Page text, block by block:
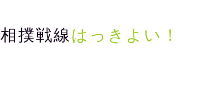
相撲戦線はっきよい！